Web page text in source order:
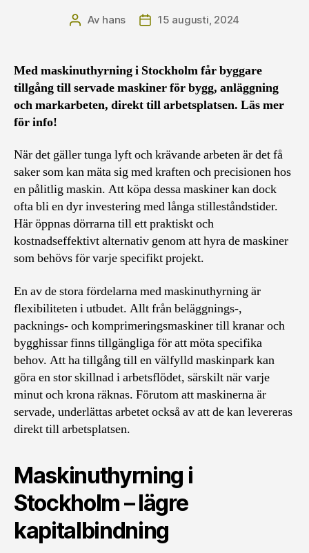
Inläggsförfattare
Av hans Inläggsdatum
15 augusti, 2024
Med maskinuthyrning i Stockholm får byggare
tillgång till servade maskiner för bygg, anläggning
och markarbeten, direkt till arbetsplatsen. Läs mer
för info!
När det gäller tunga lyft och krävande arbeten är det få
saker som kan mäta sig med kraften och precisionen hos
en pålitlig maskin. Att köpa dessa maskiner kan dock
ofta bli en dyr investering med långa stilleståndstider.
Här öppnas dörrarna till ett praktiskt och
kostnadseffektivt alternativ genom att hyra de maskiner
som behövs för varje specifikt projekt.
En av de stora fördelarna med maskinuthyrning är
flexibiliteten i utbudet. Allt från beläggnings-,
packnings- och komprimeringsmaskiner till kranar och
bygghissar finns tillgängliga för att möta specifika
behov. Att ha tillgång till en välfylld maskinpark kan
göra en stor skillnad i arbetsflödet, särskilt när varje
minut och krona räknas. Förutom att maskinerna är
servade, underlättas arbetet också av att de kan levereras
direkt till arbetsplatsen.
Maskinuthyrning i
Stockholm – lägre
kapitalbindning